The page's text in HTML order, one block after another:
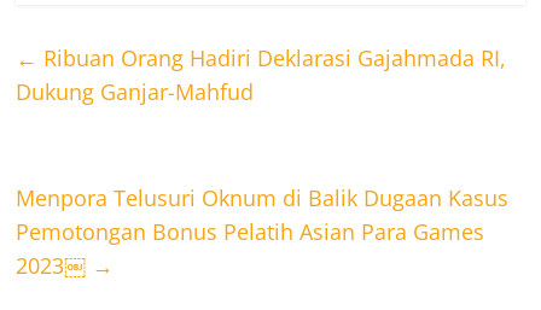
← Ribuan Orang Hadiri Deklarasi Gajahmada RI,
Dukung Ganjar-Mahfud
Menpora Telusuri Oknum di Balik Dugaan Kasus
Pemotongan Bonus Pelatih Asian Para Games
2023￼ →